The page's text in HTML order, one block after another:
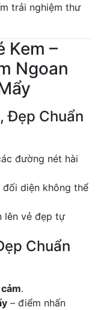
trải nghiệm thư
Kem –
Ngoan
Đẹp Chuẩn
đường nét hài
diện không thể
lên vẻ đẹp tự
Chuẩn
.
– điểm nhấn